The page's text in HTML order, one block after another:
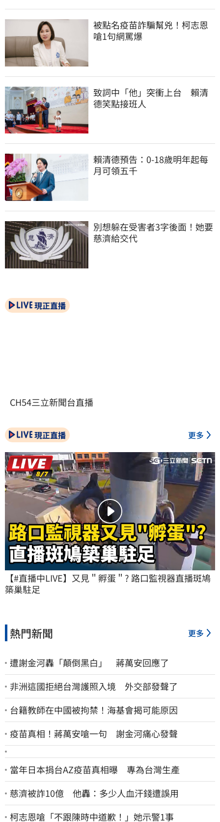
被點名疫苗詐騙幫兇！柯志恩
嗆1句網罵爆
致詞中「他」突衝上台　賴清
德笑點接班人
賴清德預告：0-18歲明年起每
月可領五千
別想躲在受害者3字後面！她要
慈濟給交代
現正直播
CH54三立新聞台直播
現正直播 更多
【#直播中LIVE】又見＂孵蛋＂? 路口監視器直播斑鳩
築巢駐足
熱門新聞 更多
遭謝金河轟「顛倒黑白」 蔣萬安回應了
非洲這國拒絕台灣護照入境 外交部發聲了
台籍教師在中國被拘禁！海基會揭可能原因
疫苗真相！蔣萬安嗆一句 謝金河痛心發聲
當年日本捐台AZ疫苗真相曝 專為台灣生產
慈濟被詐10億 他轟：多少人血汗錢遭誤用
柯志恩嗆「不跟陳時中道歉！」她示警1事